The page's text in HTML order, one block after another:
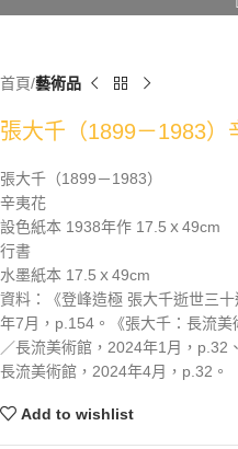
首頁 藝術品
張大千（1899－1983）
張大千（1899－1983）
辛夷花
設色紙本 1938年作 17.5ｘ49cm
行書
水墨紙本 17.5ｘ49cm
資料：《登峰造極 張大千逝世三
年7月，p.154。《張大千：長流
／長流美術館，2024年1月，p.32
長流美術館，2024年4月，p.32。
Add to wishlist